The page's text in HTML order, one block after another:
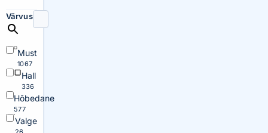
Värvus
Must
1067
Hall
336
Hõbedane
577
Valge